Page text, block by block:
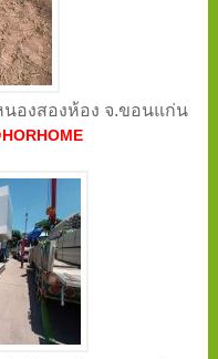
นองสองห้อง จ.ขอนแก่น